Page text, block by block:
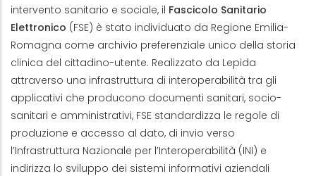
intervento sanitario e sociale, il Fascicolo Sanitario
Elettronico (FSE) è stato individuato da Regione Emilia-
Romagna come archivio preferenziale unico della storia
clinica del cittadino-utente. Realizzato da Lepida
attraverso una infrastruttura di interoperabilità tra gli
applicativi che producono documenti sanitari, socio-
sanitari e amministrativi, FSE standardizza le regole di
produzione e accesso al dato, di invio verso
l’Infrastruttura Nazionale per l’Interoperabilità (INI) e
indirizza lo sviluppo dei sistemi informativi aziendali